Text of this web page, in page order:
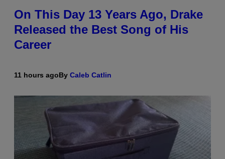
On This Day 13 Years Ago, Drake
Released the Best Song of His
Career
11 hours agoBy Caleb Catlin